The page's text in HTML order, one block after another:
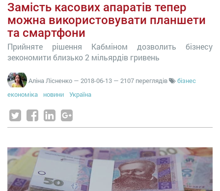
Замість касових апаратів тепер
можна використовувати планшети
та смартфони
Прийняте рішення Кабміном дозволить бізнесу
зекономити близько 2 мільярдів гривень
Аліна Лісненко — 2018-06-13 — 2107 переглядів
бізнес
економіка
новини Україна